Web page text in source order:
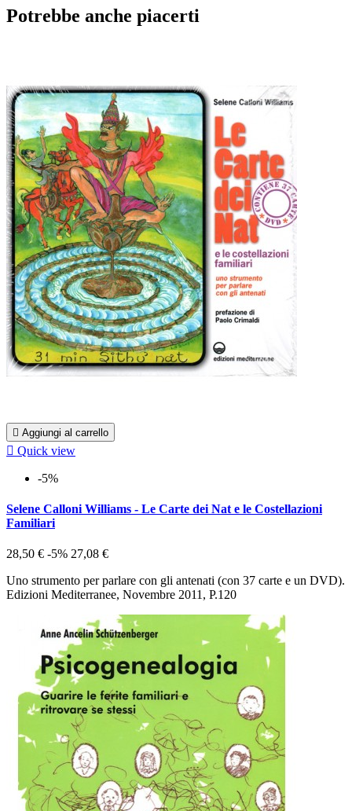
Potrebbe anche piacerti
 Aggiungi al carrello
 Quick view
-5%
Selene Calloni Williams - Le Carte dei Nat e le Costellazioni
Familiari
28,50 € -5% 27,08 €
Uno strumento per parlare con gli antenati (con 37 carte e un DVD).
Edizioni Mediterranee, Novembre 2011, P.120